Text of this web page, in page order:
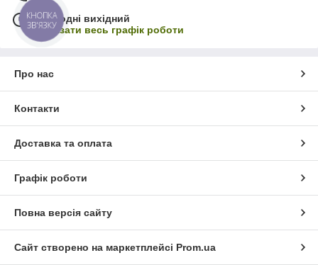
Сьогодні вихідний
Показати весь графік роботи
Про нас
Контакти
Доставка та оплата
Графік роботи
Повна версія сайту
Сайт створено на маркетплейсі Prom.ua
КНОПКА
ЗВ'ЯЗКУ